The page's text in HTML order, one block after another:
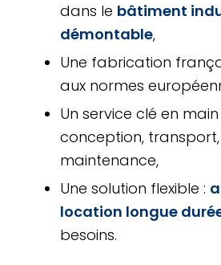
dans le bâtiment
démontable,
Une fabrication
aux normes
Un service clé en
conception,
maintenance,
Une solution flexible :
location longue
besoins.